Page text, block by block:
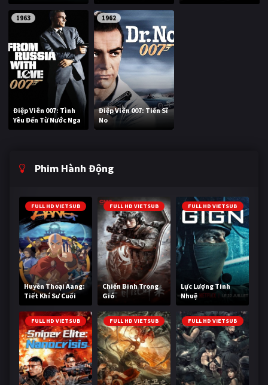
1963
Điệp Viên 007: Tình
Yêu Đến Từ Nước Nga
1962
Điệp Viên 007: Tiến Sĩ
No
Phim Hành Động
FULL HD VIETSUB
Huyền Thoại Aang:
Tiết Khí Sư Cuối
Cùng
FULL HD VIETSUB
Chiến Binh Trong
Gió
FULL HD VIETSUB
Lực Lượng Tinh
Nhuệ
FULL HD VIETSUB FULL HD VIETSUB FULL HD VIETSUB